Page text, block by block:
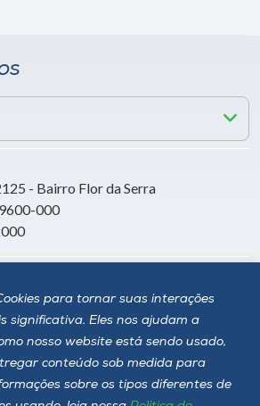
para tornar suas interações
significativa. Eles nos ajudam a
nosso website está sendo usado,
conteúdo sob medida para
sobre os tipos diferentes de
- Bairro Flor da Serra
000